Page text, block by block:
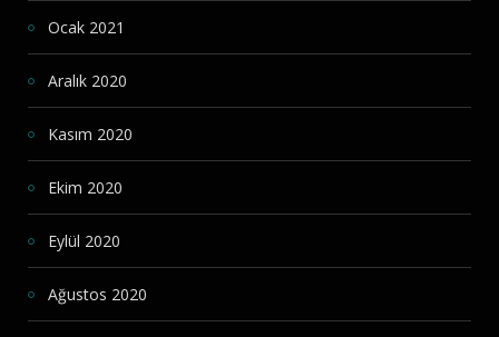
Ocak 2021
Aralık 2020
Kasım 2020
Ekim 2020
Eylül 2020
Ağustos 2020